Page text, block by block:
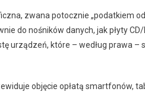
zwana potocznie „podatkiem
do nośników danych, jak płyty
urządzeń, które – według prawa
objęcie opłatą smartfonów,